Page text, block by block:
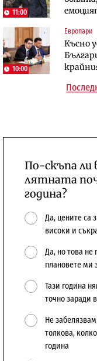
11:00
10:00
Европари
Късно
Енергетика
изток
Компании
център
По-скъпа ли
лятната
година?
Да, цените са
високи и
Да, но това не
плановете ми
Тази година
точно заради
Не
толкова,
година